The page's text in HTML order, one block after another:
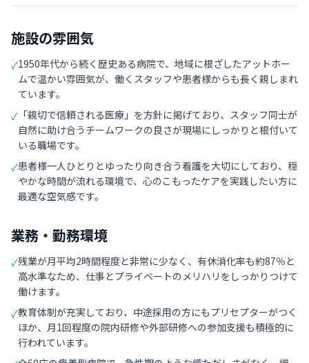
施設の雰囲気
✓1950年代から続く歴史ある病院で、地域に根ざしたアットホー
ムで温かい雰囲気が、働くスタッフや患者様からも長く親しまれ
ています。
✓ 「親切で信頼される医療」を方針に掲げており、スタッフ同士が
自然に助け合うチームワークの良さが現場にしっかりと根付いて
いる職場です。
✓患者様一人ひとりとゆったり向き合う看護を大切にしており、穏
やかな時間が流れる環境で、心のこもったケアを実践したい方に
最適な空気感です。
業務・勤務環境
✓残業が月平均2時間程度と非常に少なく、有休消化率も約87％と
高水準なため、仕事とプライベートのメリハリをしっかりつけて
働けます。
✓教育体制が充実しており、中途採用の方にもプリセプターがつく
ほか、月1回程度の院内研修や外部研修への参加支援も積極的に
行われています。